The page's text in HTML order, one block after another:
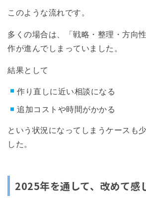
このような流れです。
多くの場合は、「戦略・整理・方向
作が進んでしまっていました。
結果として
作り直しに近い相談になる
追加コストや時間がかかる
という状況になってしまうケースも
した。
2025年を通して、改めて感